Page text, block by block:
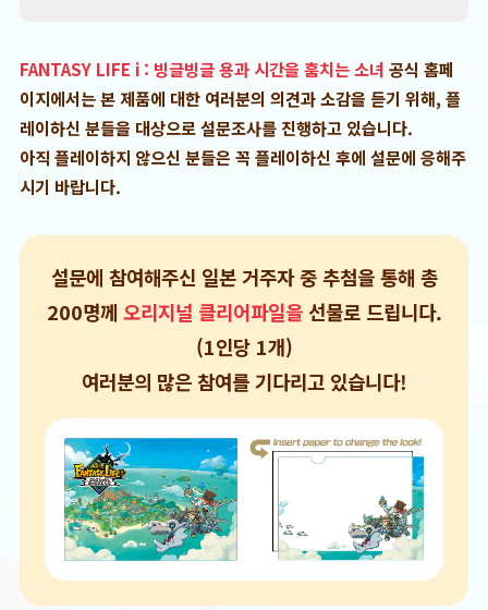
FANTASY LIFE i : 빙글빙글 용과 시간을 훔치는 소녀 공식 홈페
이지에서는 본 제품에 대한 여러분의 의견과 소감을 듣기 위해, 플
레이하신 분들을 대상으로 설문조사를 진행하고 있습니다.
아직 플레이하지 않으신 분들은 꼭 플레이하신 후에 설문에 응해주
시기 바랍니다.
설문에 참여해주신 일본 거주자 중 추첨을 통해 총
200명께 오리지널 클리어파일을선물로 드립니다.
(1인당 1개)
여러분의 많은 참여를 기다리고 있습니다!